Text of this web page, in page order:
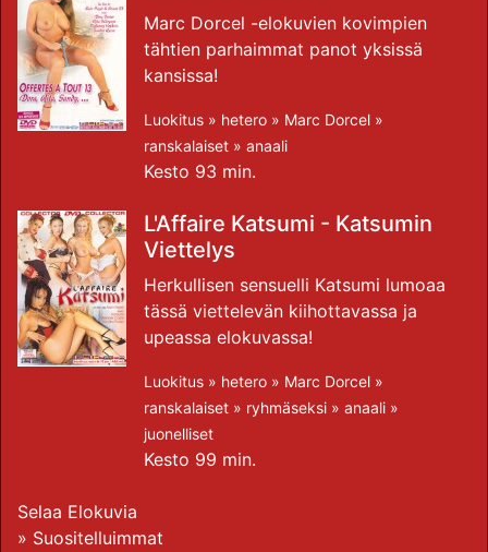
Marc Dorcel -elokuvien kovimpien
tähtien parhaimmat panot yksissä
kansissa!
Luokitus » hetero » Marc Dorcel »
ranskalaiset » anaali
Kesto 93 min.
L'Affaire Katsumi - Katsumin
Viettelys
Herkullisen sensuelli Katsumi lumoaa
tässä viettelevän kiihottavassa ja
upeassa elokuvassa!
Luokitus » hetero » Marc Dorcel »
ranskalaiset » ryhmäseksi » anaali »
juonelliset
Kesto 99 min.
Selaa Elokuvia
» Suositelluimmat